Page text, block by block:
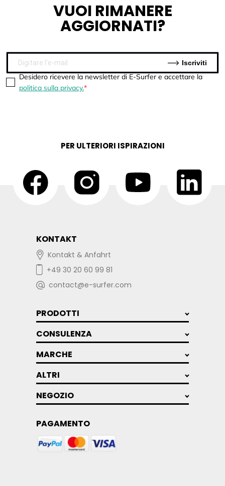
VUOI RIMANERE
AGGIORNATI?
Desidero ricevere la newsletter di E-Surfer e accettare la
politica sulla privacy.
Iscriviti
PER ULTERIORI ISPIRAZIONI
KONTAKT
Kontakt & Anfahrt
+49 30 20 60 99 81
contact@e-surfer.com
PRODOTTI
CONSULENZA
MARCHE
ALTRI
NEGOZIO
PAGAMENTO